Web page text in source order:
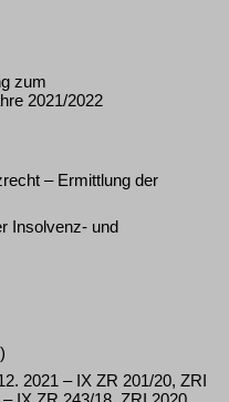
zum
2021/2022
– Ermittlung der
Insolvenz- und
2021 – IX ZR 201/20, ZRI